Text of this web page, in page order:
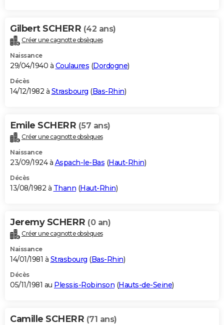
Gilbert SCHERR (42 ans)
Créer une cagnotte obsèques
Naissance
29/04/1940 à Coulaures (Dordogne)
Décès
14/12/1982 à Strasbourg (Bas-Rhin)
Emile SCHERR (57 ans)
Créer une cagnotte obsèques
Naissance
23/09/1924 à Aspach-le-Bas (Haut-Rhin)
Décès
13/08/1982 à Thann (Haut-Rhin)
Jeremy SCHERR (0 an)
Créer une cagnotte obsèques
Naissance
14/01/1981 à Strasbourg (Bas-Rhin)
Décès
05/11/1981 au Plessis-Robinson (Hauts-de-Seine)
Camille SCHERR (71 ans)